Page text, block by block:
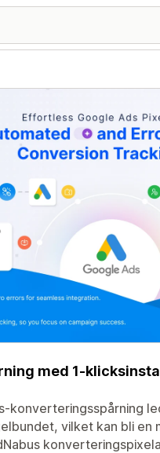
med 1-
konverteringsspårning
vilket kan bli